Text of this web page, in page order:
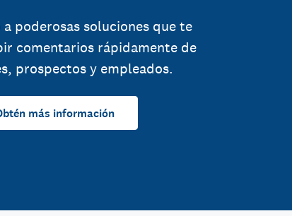
a poderosas soluciones que te
comentarios rápidamente de
prospectos y empleados.
más información